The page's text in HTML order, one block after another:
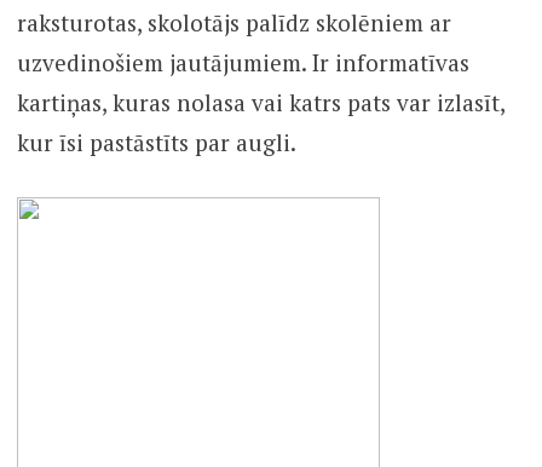
raksturotas, skolotājs palīdz skolēniem ar
uzvedinošiem jautājumiem. Ir informatīvas
kartiņas, kuras nolasa vai katrs pats var izlasīt,
kur īsi pastāstīts par augli.